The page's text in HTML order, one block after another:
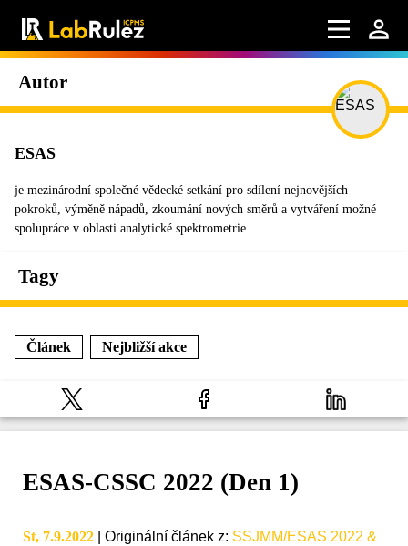
Autor
ESAS
je mezinárodní společné vědecké setkání pro sdílení nejnovějších
pokroků, výměně nápadů, zkoumání nových směrů a vytváření možné
spolupráce v oblasti analytické spektrometrie.
Tagy
Článek Nejbližší akce
ESAS-CSSC 2022 (Den 1)
St, 7.9.2022 Originální článek z: SSJMM/ESAS 2022 &